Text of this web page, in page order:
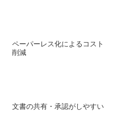
ペーパーレス化によるコスト
削減
文書の共有・承認がしやすい